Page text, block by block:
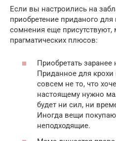
Если вы настроились на
приобретение приданого
сомнения еще
прагматических плюсов:
Приобретать заранее
Приданное для крохи
совсем не то, что
настоящему нужно
будет ни сил, ни
Иногда вещи
неподходящие.